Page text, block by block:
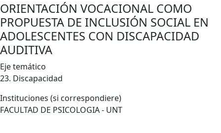
ORIENTACIÓN VOCACIONAL COMO
PROPUESTA DE INCLUSIÓN SOCIAL EN
ADOLESCENTES CON DISCAPACIDAD
AUDITIVA
Eje temático
23. Discapacidad
Instituciones (si correspondiere)
FACULTAD DE PSICOLOGIA - UNT